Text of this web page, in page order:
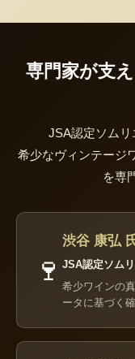
専門家が支
JSA認定ソムリ
希少なヴィンテージ
を専
🍷
渋谷 康弘
JSA認定ソム
希少ワインの
ータに基づく